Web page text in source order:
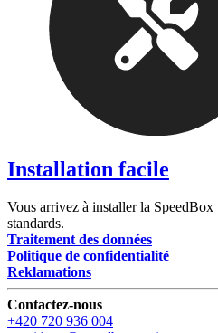
Installation facile
Vous arrivez à installer la
standards.
Traitement des données
Politique de confidentialité
Reklamations
Contactez-nous
+420 720 936 004